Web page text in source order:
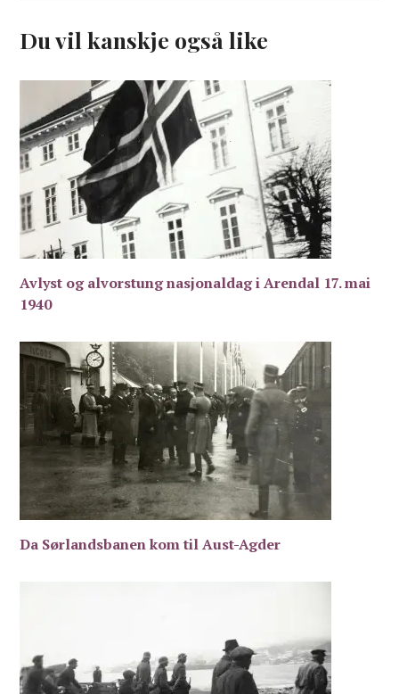
Du vil kanskje også like
Avlyst og alvorstung nasjonaldag i Arendal 17. mai
1940
Da Sørlandsbanen kom til Aust-Agder